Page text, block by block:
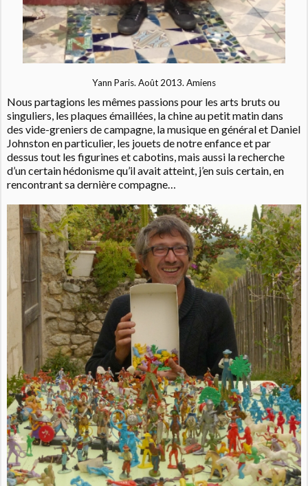
Yann Paris. Août 2013. Amiens
Nous partagions les mêmes passions pour les arts bruts ou
singuliers, les plaques émaillées, la chine au petit matin dans
des vide-greniers de campagne, la musique en général et Daniel
Johnston en particulier, les jouets de notre enfance et par
dessus tout les figurines et cabotins, mais aussi la recherche
d’un certain hédonisme qu’il avait atteint, j’en suis certain, en
rencontrant sa dernière compagne…